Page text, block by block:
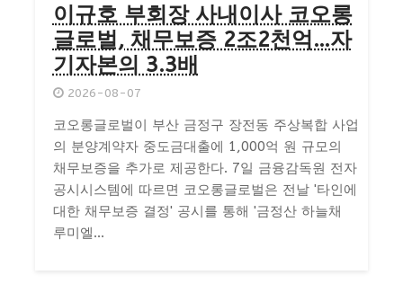
이규호 부회장 사내이사 코오롱
글로벌, 채무보증 2조2천억…자
기자본의 3.3배
2026-08-07
코오롱글로벌이 부산 금정구 장전동 주상복합 사업
의 분양계약자 중도금대출에 1,000억 원 규모의
채무보증을 추가로 제공한다. 7일 금융감독원 전자
공시시스템에 따르면 코오롱글로벌은 전날 '타인에
대한 채무보증 결정' 공시를 통해 '금정산 하늘채
루미엘...